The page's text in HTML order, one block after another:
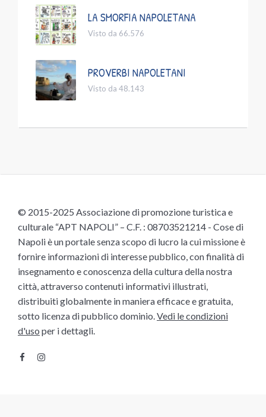
LA SMORFIA NAPOLETANA
Visto da 66.576
PROVERBI NAPOLETANI
Visto da 48.143
© 2015-2025 Associazione di promozione turistica e
culturale “APT NAPOLI” – C.F. : 08703521214 - Cose di
Napoli è un portale senza scopo di lucro la cui missione è
fornire informazioni di interesse pubblico, con finalità di
insegnamento e conoscenza della cultura della nostra
città, attraverso contenuti informativi illustrati,
distribuiti globalmente in maniera efficace e gratuita,
sotto licenza di pubblico dominio.Vedi le condizioni
d'uso per i dettagli.